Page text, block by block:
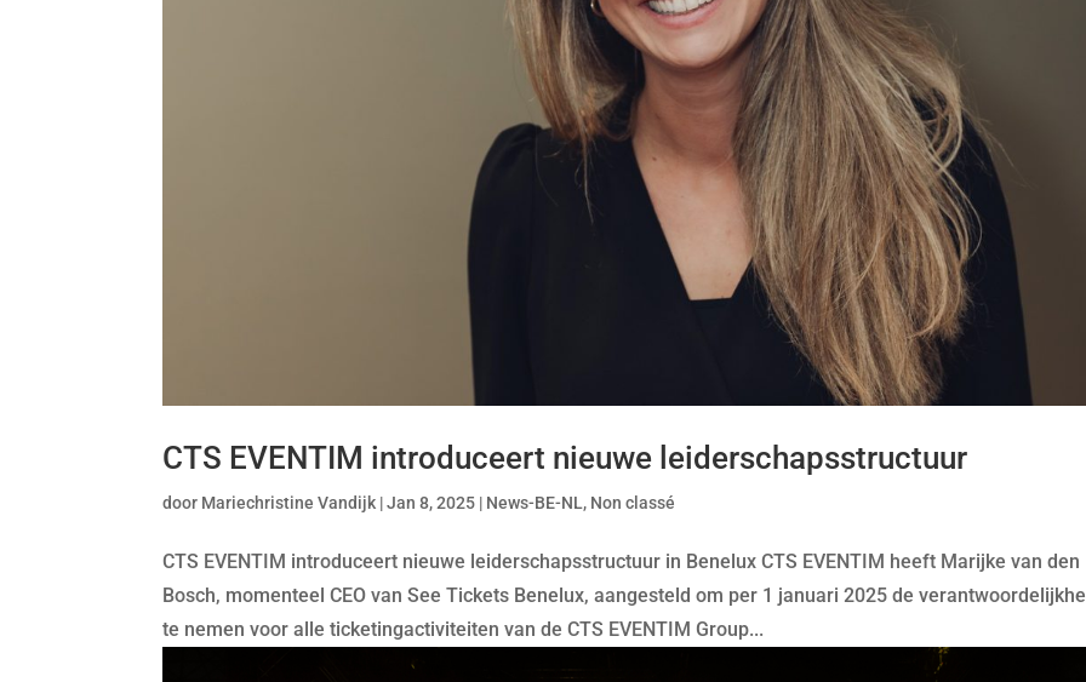
CTS EVENTIM introduceert nieuwe leiderschapsstructuur
door Mariechristine Vandijk |Jan 8, 2025 | News-BE-NL, Non classé
CTS EVENTIM introduceert nieuwe leiderschapsstructuur in Benelux CTS EVENTIM heeft Marijke van den
Bosch, momenteel CEO van See Tickets Benelux, aangesteld om per 1 januari 2025 de
te nemen voor alle ticketingactiviteiten van de CTS EVENTIM Group...